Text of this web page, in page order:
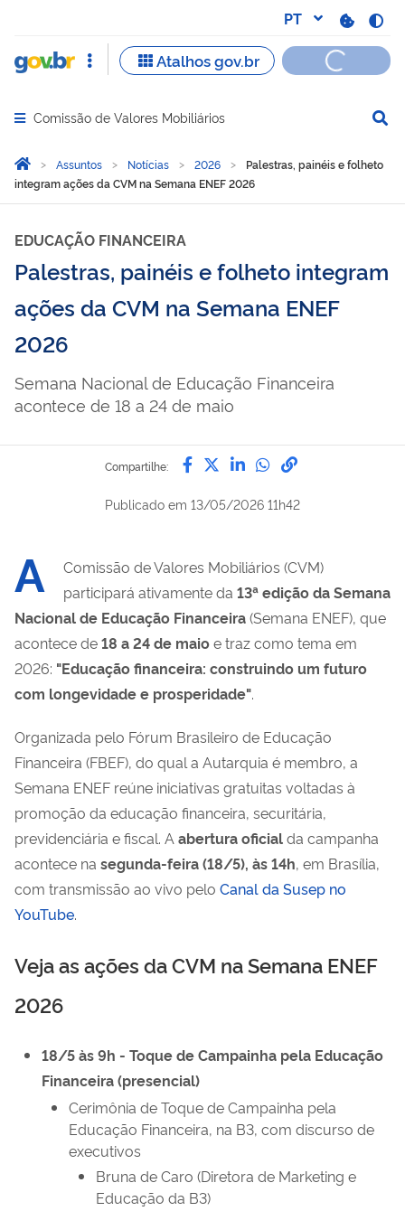
Abrir menu principal de navegação
Comissão de Valores Mobiliários
Você está aqui:
Página Inicial
Assuntos Notícias 2026
Palestras, painéis e folheto
integram ações da CVM na Semana ENEF 2026
EDUCAÇÃO FINANCEIRA
Palestras, painéis e folheto integram
ações da CVM na Semana ENEF
2026
Semana Nacional de Educação Financeira
acontece de 18 a 24 de maio
Compartilhe: Compartilhe por Facebook
Compartilhe por Twitter
Compartilhe por
Compartilhe
link para
Publicado em 13/05/2026 11h42
A
Comissão de Valores Mobiliários (CVM)
participará ativamente da 13ª edição da Semana
Nacional de Educação Financeira(Semana ENEF), que
acontece de18 a 24 de maioe traz como tema em
2026: "Educação financeira: construindo um futuro
com longevidade e prosperidade".
Organizada pelo Fórum Brasileiro de Educação
Financeira (FBEF), do qual a Autarquia é membro, a
Semana ENEF reúne iniciativas gratuitas voltadas à
promoção da educação financeira, securitária,
previdenciária e fiscal. A abertura oficialda campanha
acontece na segunda-feira (18/5), às 14h, em Brasília,
com transmissão ao vivo pelo Canal da Susep no
YouTube.
Veja as ações da CVM na Semana ENEF
2026
18/5 às 9h - Toque de Campainha pela Educação
Financeira (presencial)
Cerimônia de Toque de Campainha pela
Educação Financeira, na B3, com discurso de
executivos
Bruna de Caro (Diretora de Marketing e
Educação da B3)